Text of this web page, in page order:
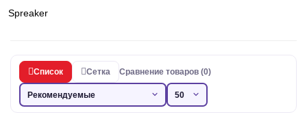
Spreaker
Список Сетка Сравнение товаров (0)